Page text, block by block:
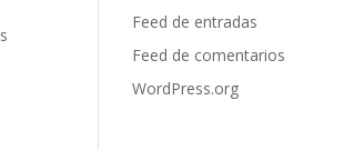
Feed de entradas
Feed de comentarios
WordPress.org